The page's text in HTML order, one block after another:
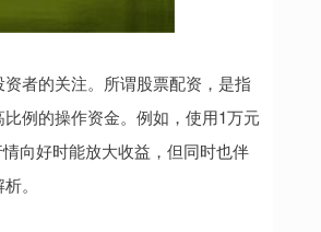
者的关注。所谓股票配资，是指
例的操作资金。例如，使用1万元
向好时能放大收益，但同时也伴
。